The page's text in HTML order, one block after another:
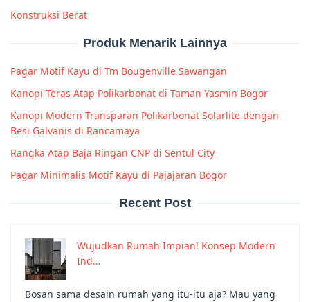
Konstruksi Berat
Produk Menarik Lainnya
Pagar Motif Kayu di Tm Bougenville Sawangan
Kanopi Teras Atap Polikarbonat di Taman Yasmin Bogor
Kanopi Modern Transparan Polikarbonat Solarlite dengan
Besi Galvanis di Rancamaya
Rangka Atap Baja Ringan CNP di Sentul City
Pagar Minimalis Motif Kayu di Pajajaran Bogor
Recent Post
Wujudkan Rumah Impian! Konsep Modern
Ind…
Bosan sama desain rumah yang itu-itu aja? Mau yang